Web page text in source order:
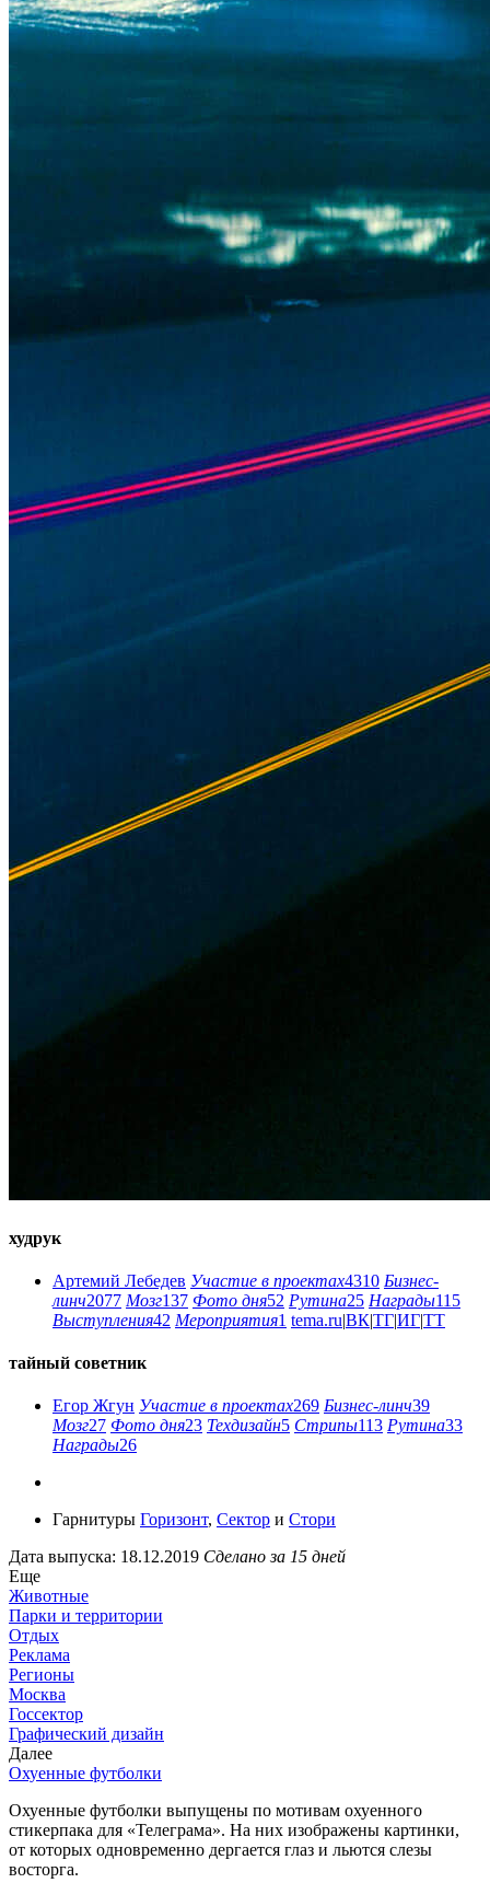
худрук
Артемий Лебедев Участие в проектах4310 Бизнес-
линч2077 Мозг137 Фото дня52 Рутина25 Награды115
Выступления42 Мероприятия1 tema.ru|ВК|ТГ|ИГ|ТТ
тайный советник
Егор Жгун Участие в проектах269 Бизнес-линч39
Мозг27 Фото дня23 Техдизайн5 Стрипы113 Рутина33
Награды26
Гарнитуры Горизонт, Сектор и Стори
Дата выпуска: 18.12.2019 Сделано за 15 дней
Еще
Животные
Парки и территории
Отдых
Реклама
Регионы
Москва
Госсектор
Графический дизайн
Далее
Охуенные футболки
Охуенные футболки выпущены по мотивам охуенного
стикерпака для «Телеграма». На них изображены картинки,
от которых одновременно дергается глаз и льются слезы
восторга.